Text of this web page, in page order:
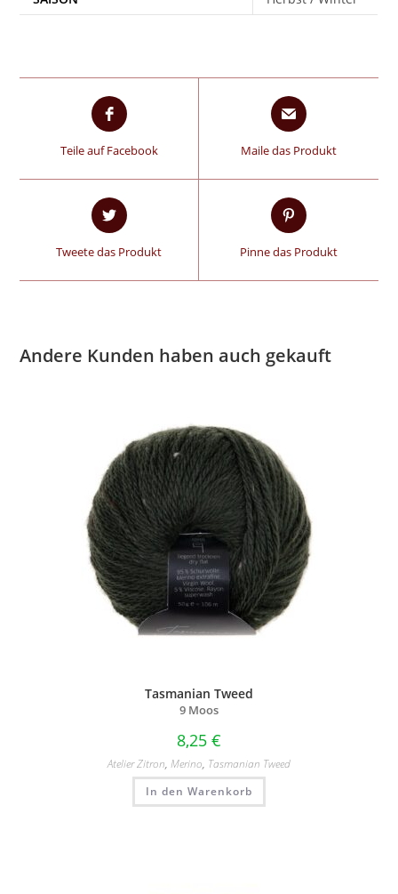
Teile auf Facebook Maile das Produkt
Tweete das Produkt Pinne das Produkt
Andere Kunden haben auch gekauft
Tasmanian Tweed
9 Moos
8,25 €
Atelier Zitron, Merino, Tasmanian Tweed
In den Warenkorb